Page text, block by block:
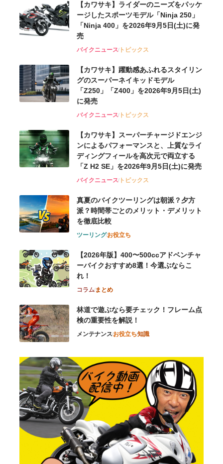
【カワサキ】ライダーのニーズをパッケ
ージしたスポーツモデル「Ninja 250」
「Ninja 400」を2026年9月5日(土)に発
売
バイクニューストピックス
【カワサキ】躍動感あふれるスタイリン
グのスーパーネイキッドモデル
「Z250」「Z400」を2026年9月5日(土)
に発売
バイクニューストピックス
【カワサキ】スーパーチャージドエンジ
ンによるパフォーマンスと、上質なライ
ディングフィールを高次元で両立する
「Z H2 SE」を2026年9月5日(土)に発売
バイクニューストピックス
真夏のバイクツーリングは朝派？夕方
派？時間帯ごとのメリット・デメリット
を徹底比較
ツーリングお役立ち
【2026年版】400〜500ccアドベンチャ
ーバイクおすすめ8選！今選ぶならこ
れ！
コラムまとめ
林道で遊ぶなら要チェック！フレーム点
検の重要性を解説！
メンテナンスお役立ち知識